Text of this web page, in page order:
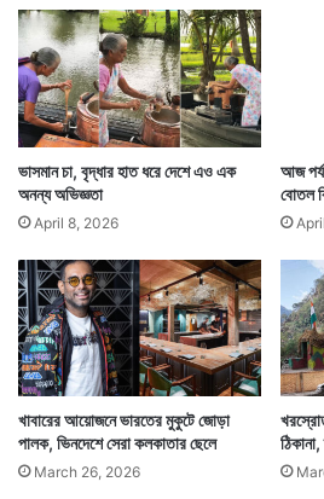
বৈদিক প্লাস্টার একটি সংগঠনের
প্লাস্টার তৈরি করে থাকে। ২০২৫
মহাকুম্ভের মেলা। তার আগে
তাঁদের আশ্রম এই বৈদিক প্লাস্টার
— সংবাদ সংস্থার সাহায্য নিয়ে লেখা
ভাসমান চা, বৃদ্ধার হাত ধরে দেশে এও এক
অনন্য অভিজ্ঞতা
April 8, 2026
আজ
বোতল
খাবারের আয়োজনে ভারতের মুকুটে জোড়া
পালক, ভিনদেশে সেরা কলকাতার ছেলে
March 26, 2026